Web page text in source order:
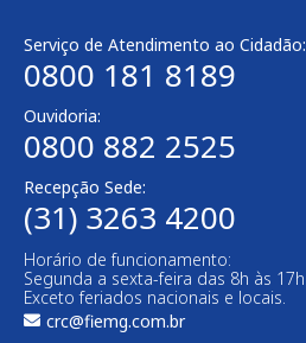
Serviço de Atendimento ao Cidadão:
0800 181 8189
Ouvidoria:
0800 882 2525
Recepção Sede:
(31) 3263 4200
Horário de funcionamento:
Segunda a sexta-feira das 8h às 17h
Exceto feriados nacionais e locais.
crc@fiemg.com.br